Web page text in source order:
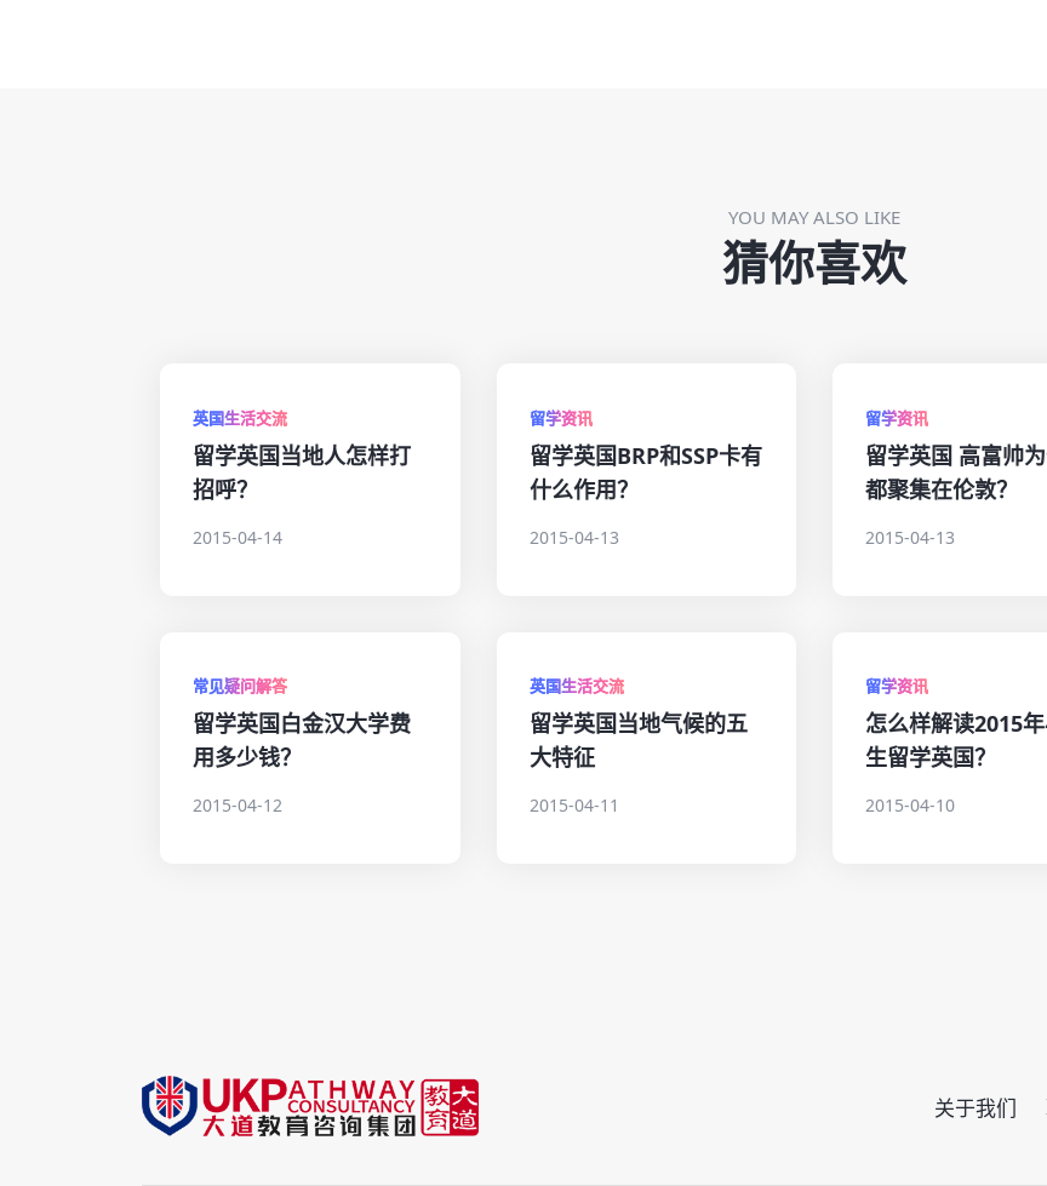
YOU MAY ALSO LIKE
猜你喜欢
英国生活交流
留学英国当地人怎样打
招呼？
2015-04-14
留学资讯
留学英国BRP和SSP卡有
什么作用？
2015-04-13
留学资讯
留学英国 高富帅
都聚集在伦敦？
2015-04-13
常见疑问解答
留学英国白金汉大学费
用多少钱？
2015-04-12
英国生活交流
留学英国当地气候的五
大特征
2015-04-11
留学资讯
怎么样解读2015
生留学英国？
2015-04-10
关于我们